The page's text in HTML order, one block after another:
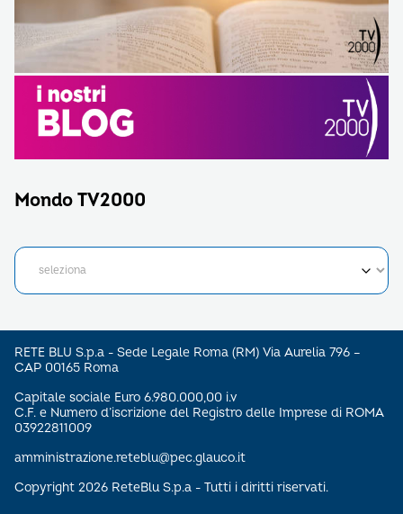
Mondo TV2000
RETE BLU S.p.a - Sede Legale Roma (RM) Via Aurelia 796 –
CAP 00165 Roma
Capitale sociale Euro 6.980.000,00 i.v
C.F. e Numero d’iscrizione del Registro delle Imprese di ROMA
03922811009
amministrazione.reteblu@pec.glauco.it
Copyright 2026 ReteBlu S.p.a - Tutti i diritti riservati.